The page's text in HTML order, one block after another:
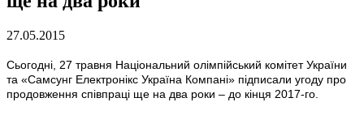
27.05.2015
Сьогодні, 27 травня Національний олімпійський комітет України
та «Самсунг Електронікс Україна Компані» підписали угоду про
продовження співпраці ще на два роки – до кінця 2017-го.